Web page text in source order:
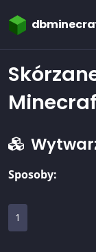
Sposoby:
1